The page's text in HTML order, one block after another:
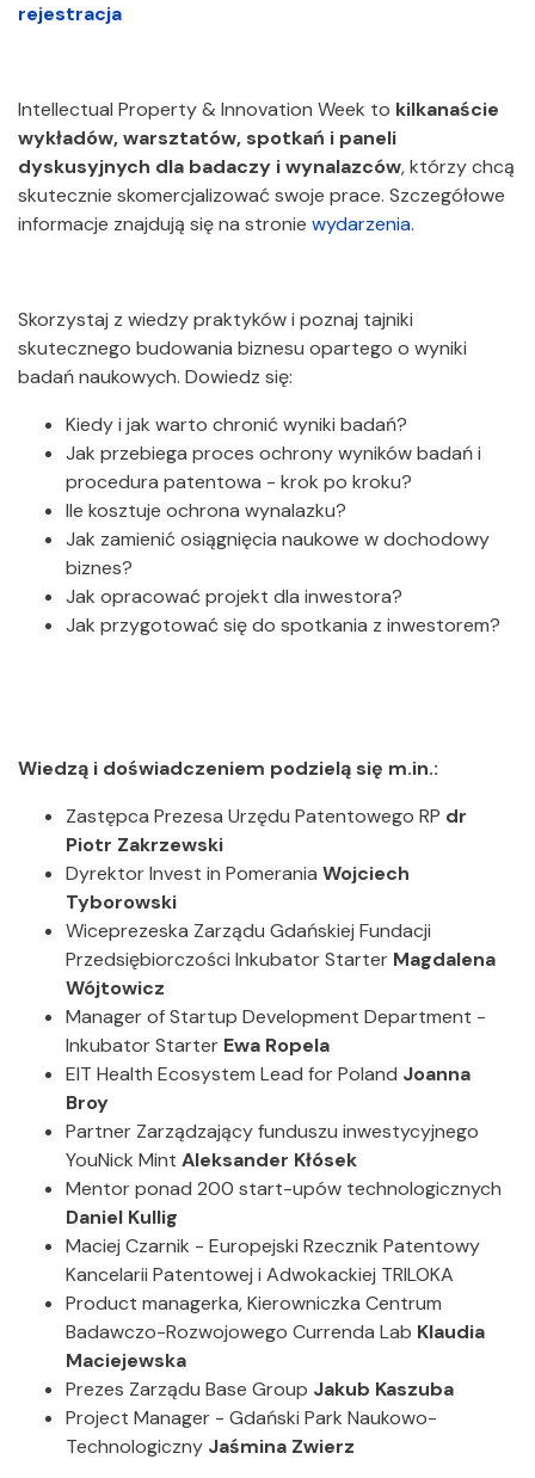
rejestracja
Intellectual Property & Innovation Week to kilkanaście
wykładów, warsztatów, spotkań i paneli
dyskusyjnych dla badaczy i wynalazców, którzy chcą
skutecznie skomercjalizować swoje prace. Szczegółowe
informacje znajdują się na stronie wydarzenia.
Skorzystaj z wiedzy praktyków i poznaj tajniki
skutecznego budowania biznesu opartego o wyniki
badań naukowych. Dowiedz się:
Kiedy i jak warto chronić wyniki badań?
Jak przebiega proces ochrony wyników badań i
procedura patentowa - krok po kroku?
Ile kosztuje ochrona wynalazku?
Jak zamienić osiągnięcia naukowe w dochodowy
biznes?
Jak opracować projekt dla inwestora?
Jak przygotować się do spotkania z inwestorem?
Wiedzą i doświadczeniem podzielą się m.in.:
Zastępca Prezesa Urzędu Patentowego RP dr
Piotr Zakrzewski
Dyrektor Invest in Pomerania Wojciech
Tyborowski
Wiceprezeska Zarządu Gdańskiej Fundacji
Przedsiębiorczości Inkubator Starter Magdalena
Wójtowicz
Manager of Startup Development Department -
Inkubator Starter Ewa Ropela
EIT Health Ecosystem Lead for Poland Joanna
Broy
Partner Zarządzający funduszu inwestycyjnego
YouNick Mint Aleksander Kłósek
Mentor ponad 200 start-upów technologicznych
Daniel Kullig
Maciej Czarnik - Europejski Rzecznik Patentowy
Kancelarii Patentowej i Adwokackiej TRILOKA
Product managerka, Kierowniczka Centrum
Badawczo-Rozwojowego Currenda Lab Klaudia
Maciejewska
Prezes Zarządu Base Group Jakub Kaszuba
Project Manager - Gdański Park Naukowo-
Technologiczny Jaśmina Zwierz